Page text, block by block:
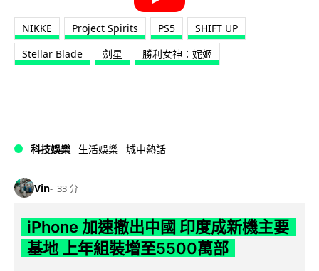
NIKKE Project Spirits PS5
SHIFT UP
Stellar Blade
劍星 勝利女神：妮姬
科技娛樂 生活娛樂 城中熱話
Vin 33 分
iPhone 加速撤出中國 印度成新機主要
基地 上年組裝增至5500萬部